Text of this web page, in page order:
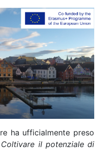
ha ufficialmente preso
il potenziale di